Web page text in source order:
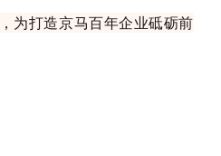
为打造京马百年企业砥砺前